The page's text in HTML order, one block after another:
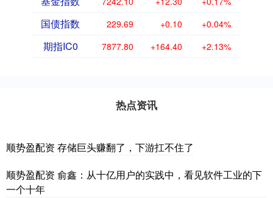
国债指数 229.69 +0.10 +0.04%
期指IC0 7877.80 +164.40 +2.13%
热点资讯
顺势盈配资 存储巨头赚翻了，下游扛不住了
顺势盈配资 俞鑫：从十亿用户的实践中，看见软件工业的下
一个十年